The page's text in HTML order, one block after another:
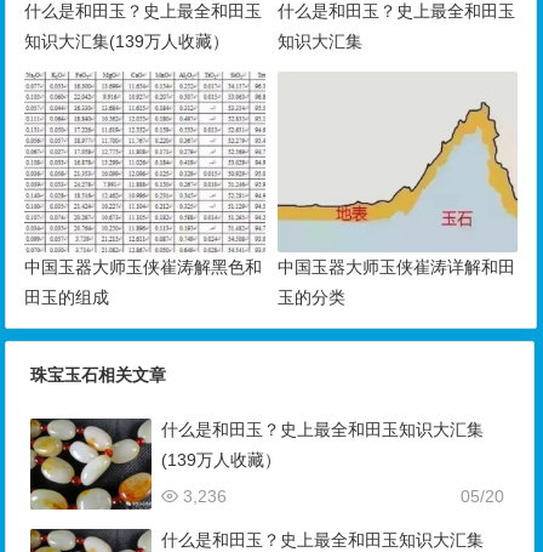
什么是和田玉？史上最全和田玉
知识大汇集(139万人收藏）
什么是和田玉？史上最全和田玉
知识大汇集
中国玉器大师玉侠崔涛解黑色和
田玉的组成
中国玉器大师玉侠崔涛详解和田
玉的分类
珠宝玉石相关文章
什么是和田玉？史上最全和田玉知识大汇集
(139万人收藏）
05/20
3,236
什么是和田玉？史上最全和田玉知识大汇集